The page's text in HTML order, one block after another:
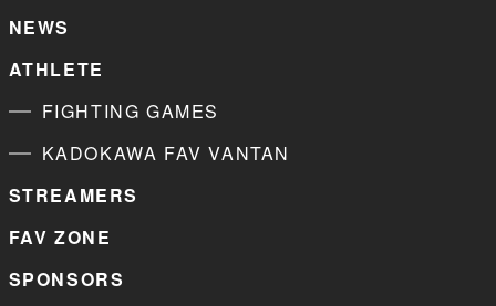
NEWS
ATHLETE
FIGHTING GAMES
KADOKAWA FAV VANTAN
STREAMERS
FAV ZONE
SPONSORS